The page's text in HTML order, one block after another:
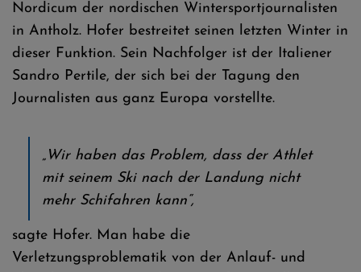
Nordicum der nordischen Wintersportjournalisten
in Antholz. Hofer bestreitet seinen letzten Winter in
dieser Funktion. Sein Nachfolger ist der Italiener
Sandro Pertile, der sich bei der Tagung den
Journalisten aus ganz Europa vorstellte.
„Wir haben das Problem, dass der Athlet
mit seinem Ski nach der Landung nicht
mehr Schifahren kann“,
sagte Hofer. Man habe die
Verletzungsproblematik von der Anlauf- und